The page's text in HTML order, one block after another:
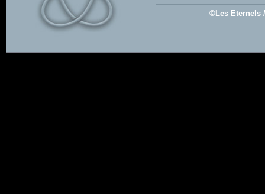
©Les Eternels